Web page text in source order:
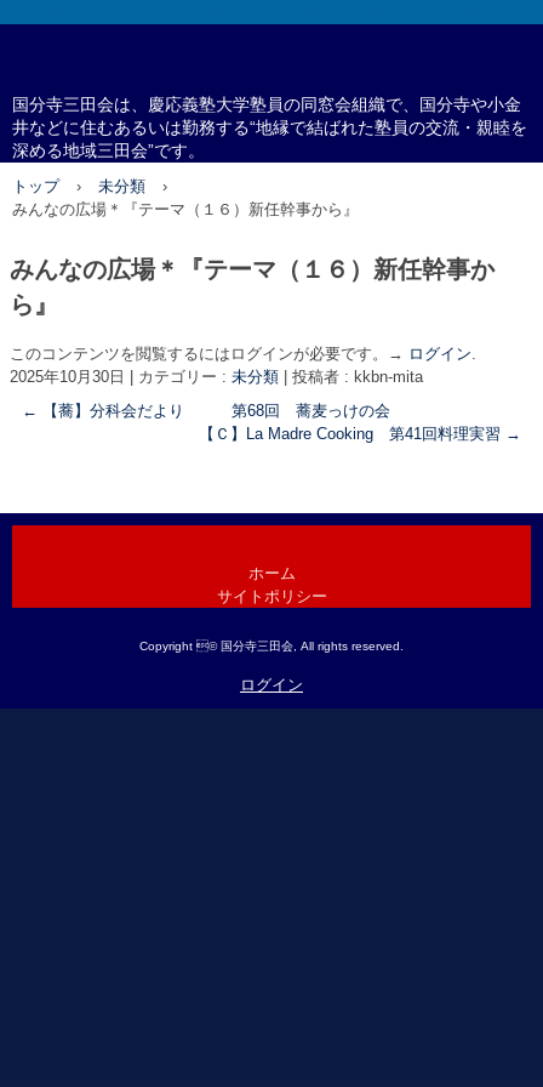
国分寺三田会
国分寺三田会は、慶応義塾大学塾員の同窓会組織で、国分寺や小金
井などに住むあるいは勤務する“地縁で結ばれた塾員の交流・親睦を
深める地域三田会”です。
トップ › 未分類
›
みんなの広場＊『テーマ（１６）新任幹事から』
みんなの広場＊『テーマ（１６）新任幹事か
ら』
このコンテンツを閲覧するにはログインが必要です。→ ログイン.
2025年10月30日
カテゴリー : 未分類
投稿者 : kkbn-mita
←
【蕎】分科会だより 第68回 蕎麦っけの会
【Ｃ】La Madre Cooking 第41回料理実習 →
ホーム
サイトポリシー
Copyright © 国分寺三田会, All rights reserved.
ログイン